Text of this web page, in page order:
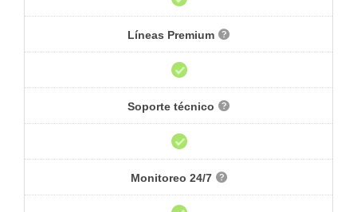
Líneas Premium
Soporte técnico
Monitoreo 24/7